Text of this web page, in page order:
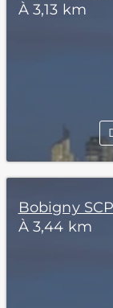
À 3,13 km
Bobigny
À 3,44 km